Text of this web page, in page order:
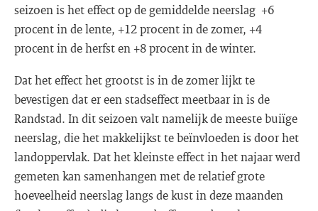
seizoen is het effect op de gemiddelde neerslag +6
procent in de lente, +12 procent in de zomer, +4
procent in de herfst en +8 procent in de winter.
Dat het effect het grootst is in de zomer lijkt te
bevestigen dat er een stadseffect meetbaar in is de
Randstad. In dit seizoen valt namelijk de meeste buiïge
neerslag, die het makkelijkst te beïnvloeden is door het
landoppervlak. Dat het kleinste effect in het najaar werd
gemeten kan samenhangen met de relatief grote
hoeveelheid neerslag langs de kust in deze maanden